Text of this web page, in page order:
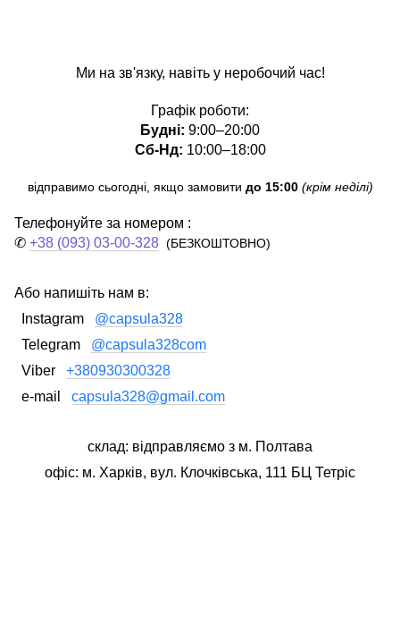
Ми на зв'язку, навіть у неробочий час!
Графік роботи:
Будні: 9:00–20:00
Сб-Нд: 10:00–18:00
відправимо сьогодні, якщо замовити до 15:00 (крім неділі)
Телефонуйте за номером :
✆ +38 (093) 03-00-328 (БЕЗКОШТОВНО)
Або напишіть нам в:
Instagram @capsula328
Telegram @capsula328com
Viber +380930300328
e-mail capsula328@gmail.com
склад: відправляємо з м. Полтава
офіс: м. Харків, вул. Клочківська, 111 БЦ Тетріс